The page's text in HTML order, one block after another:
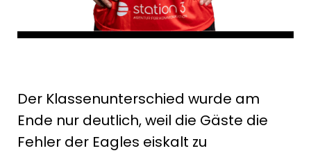
Der Klassenunterschied wurde am
Ende nur deutlich, weil die Gäste die
Fehler der Eagles eiskalt zu